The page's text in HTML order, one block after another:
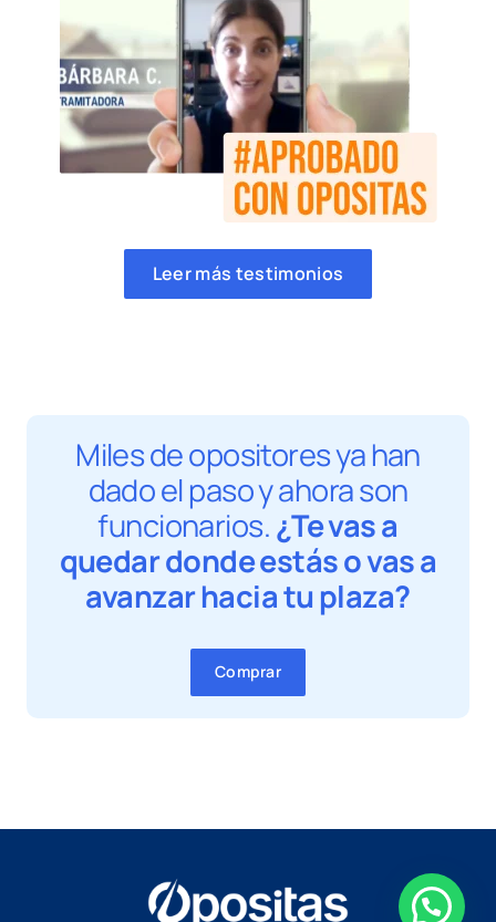
Leer más testimonios
Miles de opositores ya han
dado el paso y ahora son
funcionarios.¿Te vas a
quedar donde estás o vas a
avanzar hacia tu plaza?
Comprar